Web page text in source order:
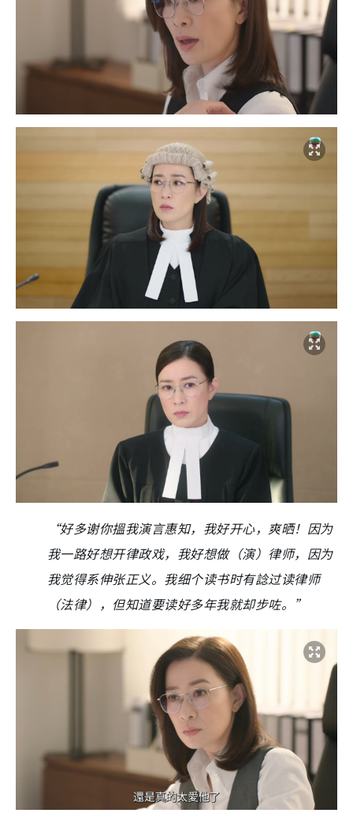
“好多谢你搵我演言惠知，我好开心，爽晒！因为
我一路好想开律政戏，我好想做（演）律师，因为
我觉得系伸张正义。我细个读书时有諗过读律师
（法律），但知道要读好多年我就却步咗。”